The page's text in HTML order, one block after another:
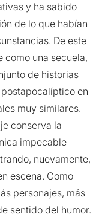
y ha sabido
de lo que habían
De este
como una secuela,
de historias
en
muy similares.
conserva la
impecable
nuevamente,
escena. Como
personajes, más
sentido del humor.